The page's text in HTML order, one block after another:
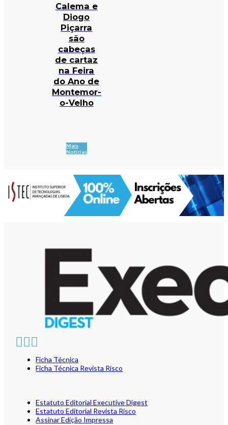
Calema e
Diogo
Piçarra
são
cabeças
de cartaz
na Feira
do Ano de
Montemor-
o-Velho
Mais
Notícias
Ficha Técnica
Ficha Técnica Revista Risco
Estatuto Editorial Executive Digest
Estatuto Editorial Revista Risco
Assinar Edição Impressa